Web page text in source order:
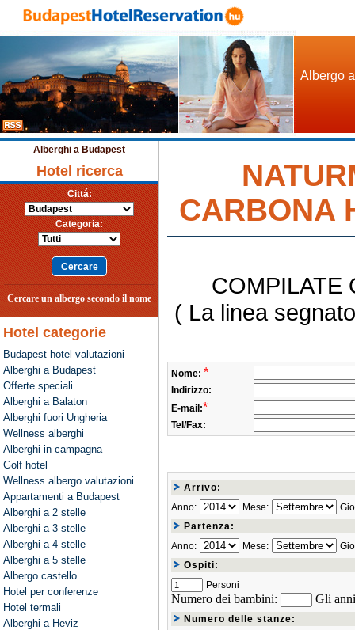
Albergo
Alberghi a Budapest
Hotel ricerca
Cittá:
Categoria:
Cercare un albergo secondo il nome
Hotel categorie
Budapest hotel valutazioni
Alberghi a Budapest
Offerte speciali
Alberghi a Balaton
Alberghi fuori Ungheria
Wellness alberghi
Alberghi in campagna
Golf hotel
Wellness albergo valutazioni
Appartamenti a Budapest
Alberghi a 2 stelle
Alberghi a 3 stelle
Alberghi a 4 stelle
Alberghi a 5 stelle
Albergo castello
Hotel per conferenze
Hotel termali
Alberghi a Heviz
CARBONA
COMPILATE
( La linea
Nome: *
Indirizzo:
E-mail:*
Tel/Fax:
Arrivo:
Anno:
Mese:
Partenza:
Anno:
Mese:
Ospiti:
Personi
Numero dei bambini: Gli
Numero delle stanze: